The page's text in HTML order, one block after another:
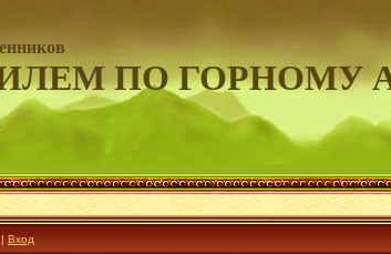
ПО ГОРНОМУ
| Вход